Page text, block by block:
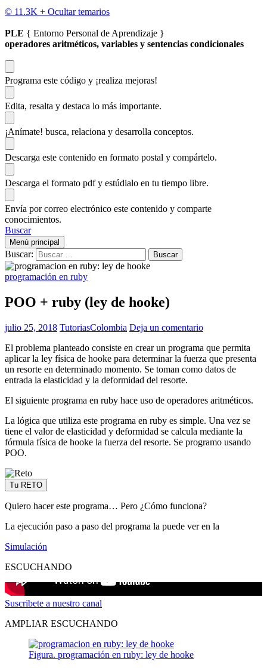
© 11.3K + Ocultar temarios
PLE { Entorno Personal de Aprendizaje }
operadores aritméticos, variables y sentencias condicionales
Programa este código y ¡realiza mejoras!
Edita, resalta y destaca lo más importante.
¡Anímate! busca, relaciona y desarrolla conceptos.
Descarga este contenido en formato postal y compártelo.
Descarga el formato pdf y estúdialo en tu tiempo libre.
Envía por correo electrónico este contenido y comparte
conocimientos.
Buscar
Menú principal
Buscar:
programación en ruby
POO + ruby (ley de hooke)
julio 25, 2018 TutoriasColombia Deja un comentario
El problema planteado consiste en crear un programa que permita
aplicar la ley física de hooke para determinar la fuerza que presenta
un resorte en determinado momento. Se toman como datos de
entrada la elasticidad y la deformidad del resorte.
El siguiente programa en ruby hace uso de operadores aritméticos.
La lógica que utiliza este programa en ruby es simple. Una vez se
tiene el valor de elasticidad y deformidad se calcula mediante la
fórmula física de hooke la fuerza del resorte. Se programo usando
POO.
Tu RETO
Quiero hacer este programa… Pero ¿Cómo funciona?
La ejecución paso a paso del programa la puede ver en la
Simulación
ESCUCHANDO
Suscribete a nuestro canal
AMPLIAR ESCUCHANDO
Figura. programación en ruby: ley de hooke